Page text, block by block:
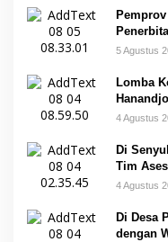
5 Agustus
Lomba
4 Agustus
Di
Tim
4 Agustus
Di Desa
dengan